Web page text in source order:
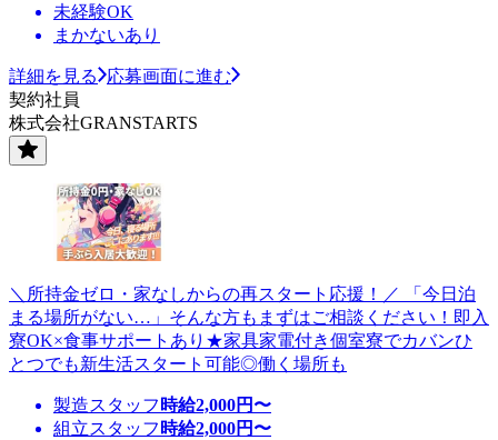
未経験OK
まかないあり
詳細を見る
応募画面に進む
契約社員
株式会社GRANSTARTS
＼所持金ゼロ・家なしからの再スタート応援！／ 「今日泊
まる場所がない…」そんな方もまずはご相談ください！即入
寮OK×食事サポートあり★家具家電付き個室寮でカバンひ
とつでも新生活スタート可能◎働く場所も
製造スタッフ 時給2,000円〜
組立スタッフ 時給2,000円〜